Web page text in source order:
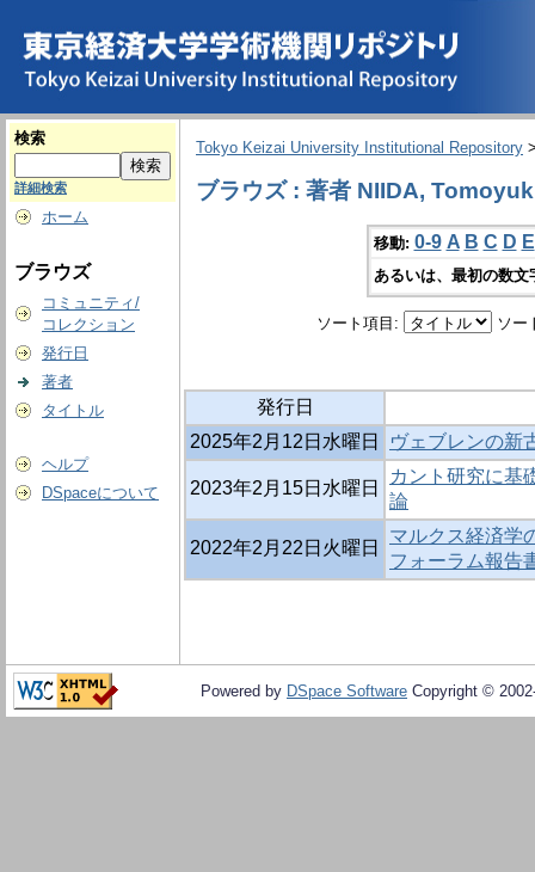
検索
詳細検索
ホーム
ブラウズ
コミュニティ/
コレクション
発行日
著者
タイトル
ヘルプ
DSpaceについて
Tokyo Keizai University Institutional Repository
ブラウズ : 著者 NIIDA,
移動: 0-9 A B C D E
あるいは、最初の数
ソート項目: ソー
発行日
2025年2月12日水曜日
ヴェブレンの新
2023年2月15日水曜日
カント研究に基
論
2022年2月22日火曜日
マルクス経済学
フォーラム報告
Powered by DSpace Software Copyright ©